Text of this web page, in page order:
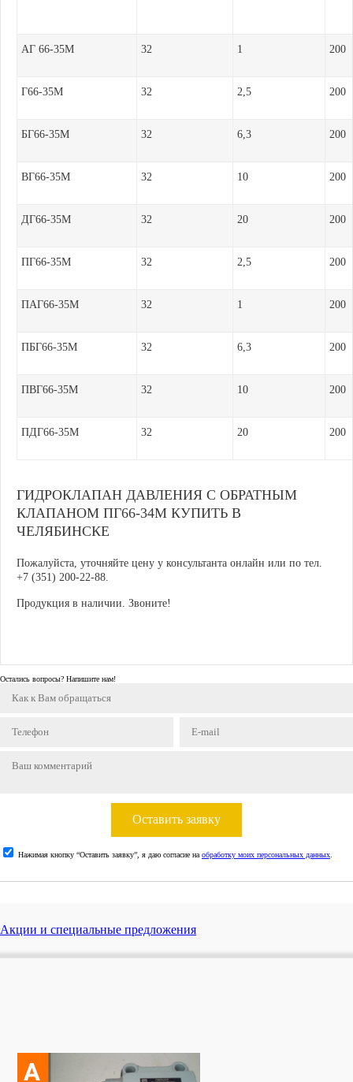
АГ 66-35М 32 1 200
Г66-35М 32 2,5 200
БГ66-35М 32 6,3 200
ВГ66-35М 32 10 200
ДГ66-35М 32 20 200
ПГ66-35М 32 2,5 200
ПАГ66-35М 32 1 200
ПБГ66-35М 32 6,3 200
ПВГ66-35М 32 10 200
ПДГ66-35М 32 20 200
ГИДРОКЛАПАН ДАВЛЕНИЯ С ОБРАТНЫМ
КЛАПАНОМ ПГ66-34М КУПИТЬ В
ЧЕЛЯБИНСКЕ
Пожалуйста, уточняйте цену у консультанта онлайн или по тел.
+7 (351) 200-22-88.
Продукция в наличии. Звоните!
Остались вопросы? Напишите нам!
Оставить заявку
Нажимая кнопку “Оставить заявку”, я даю согласие на обработку моих персональных данных
Акции и специальные предложения